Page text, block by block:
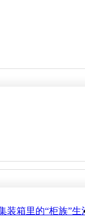
装箱里的“柜族”生